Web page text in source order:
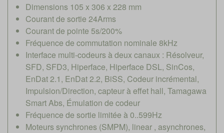
Dimensions 105 x 306 x 228 mm
Courant de sortie 24Arms
Courant de pointe 5s/200%
Fréquence de commutation nominale 8kHz
Interface multi-codeurs à deux canaux : Résolveur,
SFD, SFD3, Hiperface, Hiperface DSL, SinCos,
EnDat 2.1, EnDat 2.2, BiSS, Codeur incrémental,
Impulsion/Direction, capteur à effet hall, Tamagawa
Smart Abs, Émulation de codeur
Fréquence de sortie limitée à 0..599Hz
Moteurs synchrones (SMPM), linear , asynchrones,